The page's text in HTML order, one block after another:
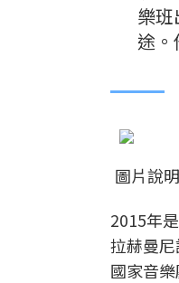
樂
途
圖片說
2015年
拉赫曼
國家音